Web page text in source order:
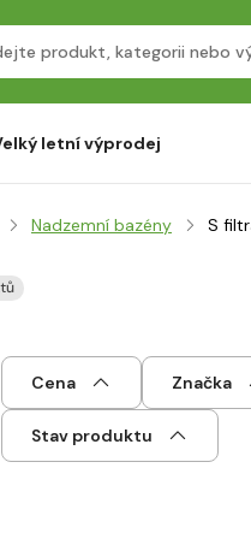
letní výprodej
Nadzemní bazény S
Cena Značka
Stav produktu